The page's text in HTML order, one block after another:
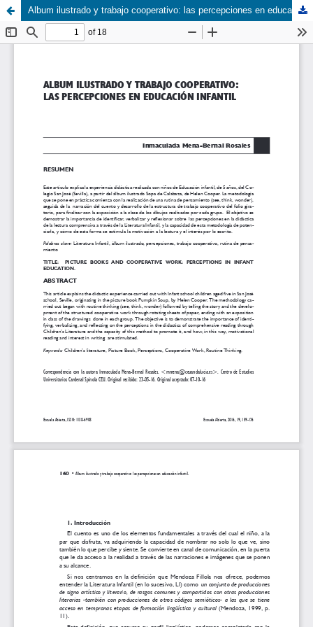
Album ilustrado y trabajo cooperativo: las percepciones en educación infantil